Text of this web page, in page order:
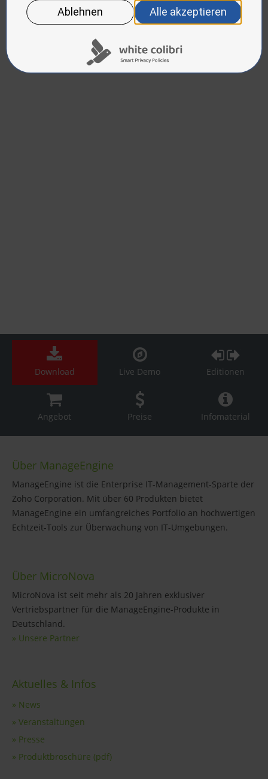
Download Live Demo Editionen
Angebot Preise Infomaterial
Über ManageEngine
ManageEngine ist die Enterprise IT-Management-Sparte der
Zoho Corporation. Mit über 60 Produkten bietet
ManageEngine ein umfangreiches Portfolio an hochwertigen
Echtzeit-Tools zur Überwachung von IT-Umgebungen.
Über MicroNova
MicroNova ist seit mehr als 20 Jahren exklusiver
Vertriebspartner für die ManageEngine-Produkte in
Deutschland.
» Unsere Partner
Aktuelles & Infos
» News
» Veranstaltungen
» Presse
» Produktbroschüre (pdf)